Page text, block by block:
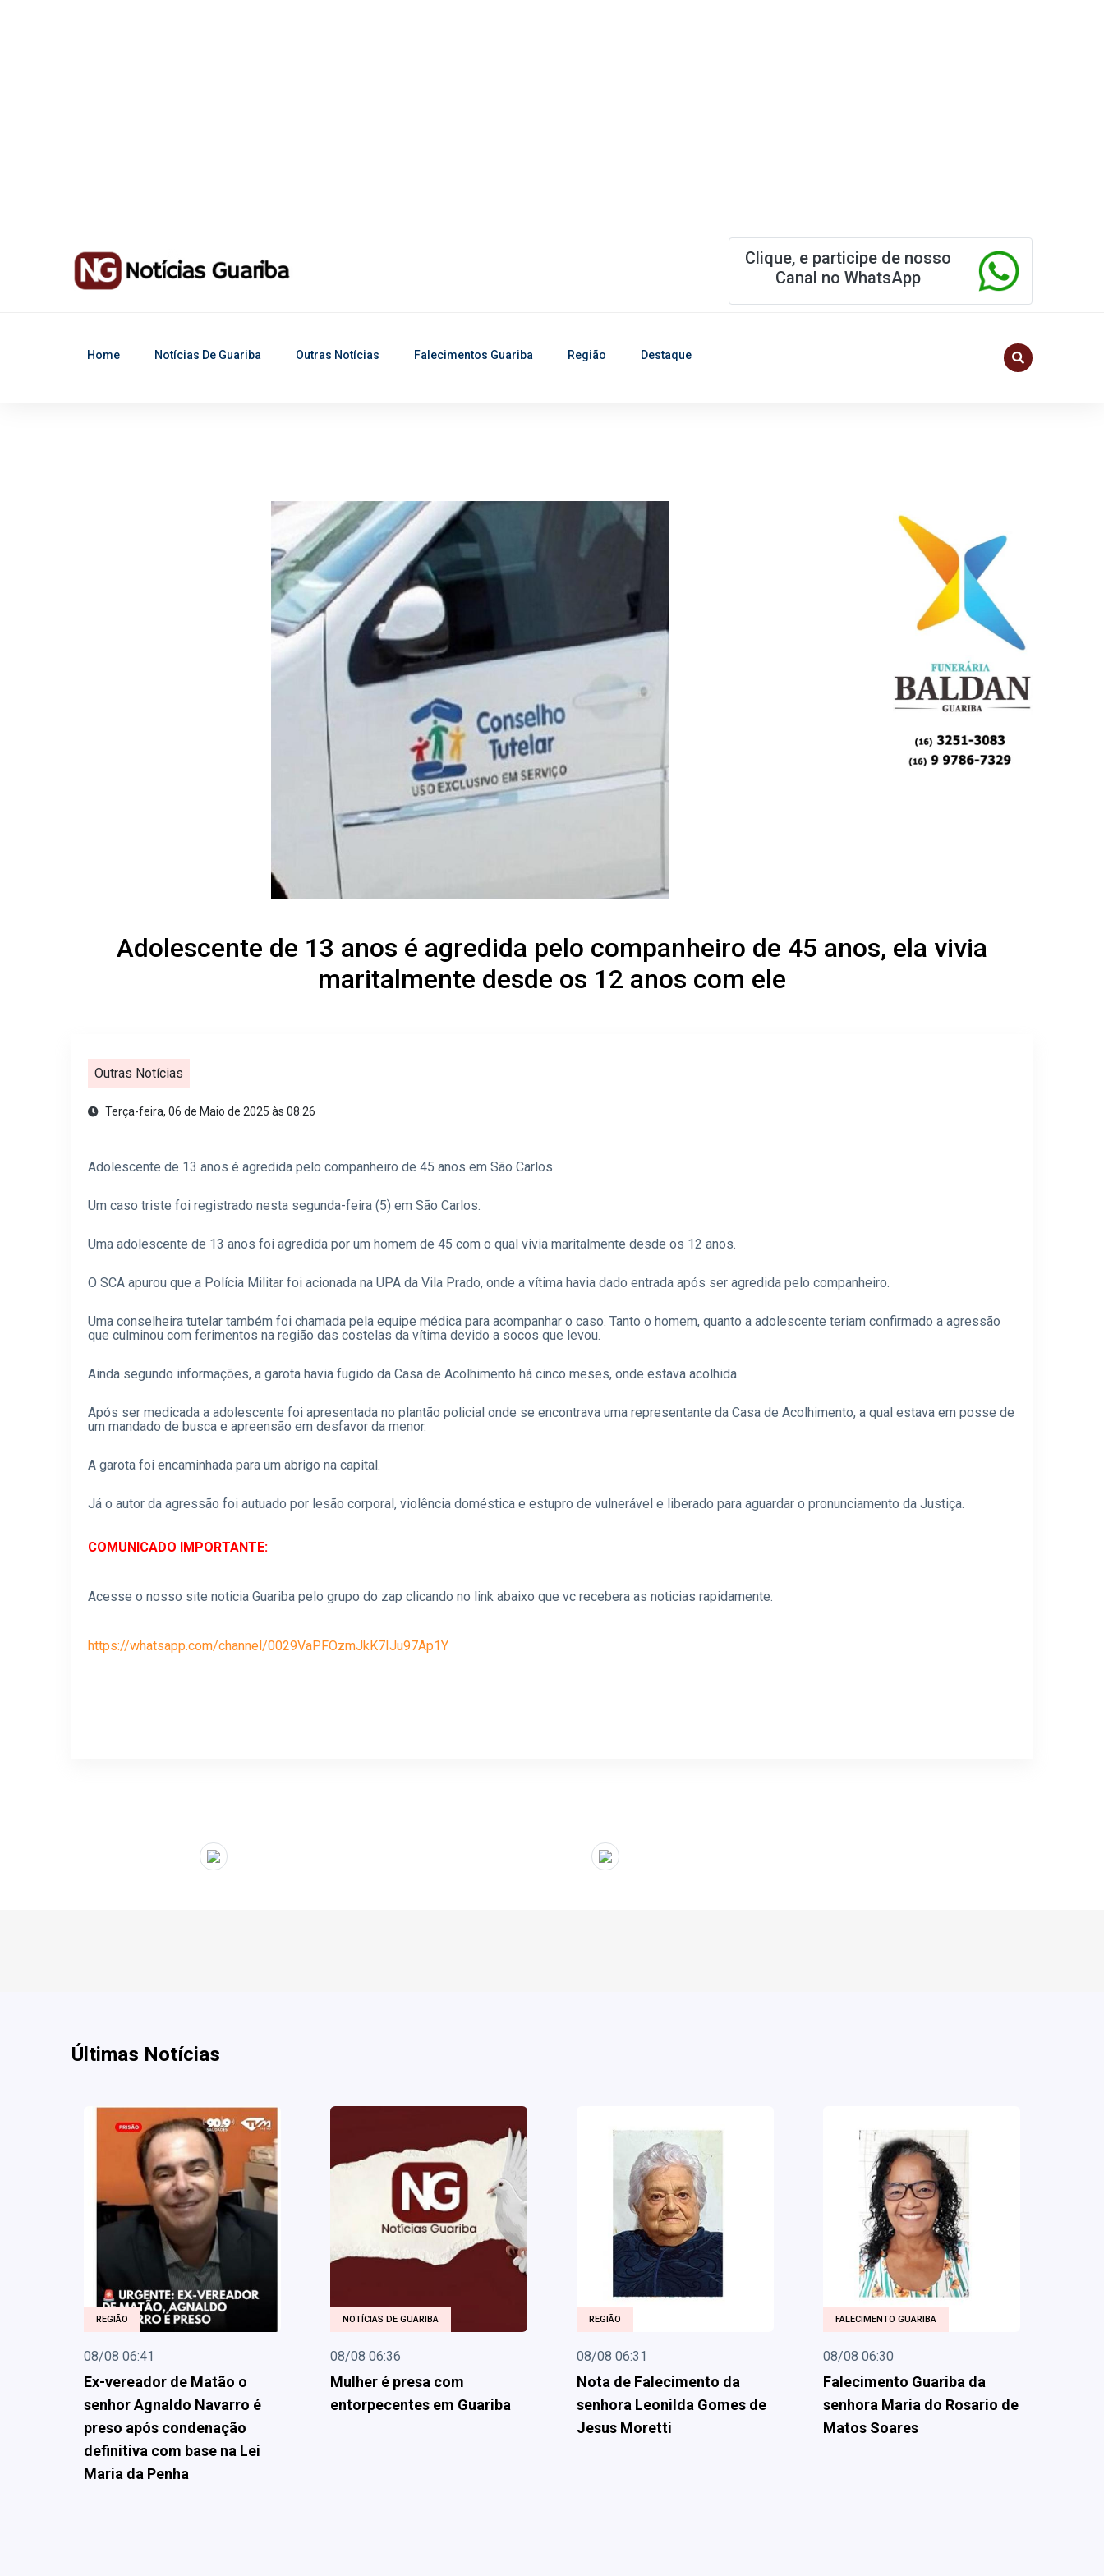
Clique, e participe de nosso
Canal no WhatsApp
Home Notícias De Guariba Outras Notícias Falecimentos Guariba Região Destaque
Adolescente de 13 anos é agredida pelo companheiro de 45 anos, ela vivia
maritalmente desde os 12 anos com ele
Outras Notícias
Terça-feira, 06 de Maio de 2025 às 08:26
Adolescente de 13 anos é agredida pelo companheiro de 45 anos em São Carlos
Um caso triste foi registrado nesta segunda-feira (5) em São Carlos.
Uma adolescente de 13 anos foi agredida por um homem de 45 com o qual vivia maritalmente desde os 12 anos.
O SCA apurou que a Polícia Militar foi acionada na UPA da Vila Prado, onde a vítima havia dado entrada após ser agredida pelo companheiro.
Uma conselheira tutelar também foi chamada pela equipe médica para acompanhar o caso. Tanto o homem, quanto a adolescente teriam confirmado a agressão
que culminou com ferimentos na região das costelas da vítima devido a socos que levou.
Ainda segundo informações, a garota havia fugido da Casa de Acolhimento há cinco meses, onde estava acolhida.
Após ser medicada a adolescente foi apresentada no plantão policial onde se encontrava uma representante da Casa de Acolhimento, a qual estava em posse de
um mandado de busca e apreensão em desfavor da menor.
A garota foi encaminhada para um abrigo na capital.
Já o autor da agressão foi autuado por lesão corporal, violência doméstica e estupro de vulnerável e liberado para aguardar o pronunciamento da Justiça.
COMUNICADO IMPORTANTE:
Acesse o nosso site noticia Guariba pelo grupo do zap clicando no link abaixo que vc recebera as noticias rapidamente.
https://whatsapp.com/channel/0029VaPFOzmJkK7IJu97Ap1Y
Últimas Notícias
REGIÃO
08/08 06:41
Ex-vereador de Matão o
senhor Agnaldo Navarro é
preso após condenação
definitiva com base na Lei
Maria da Penha
NOTÍCIAS DE GUARIBA
08/08 06:36
Mulher é presa com
entorpecentes em Guariba
REGIÃO
08/08 06:31
Nota de Falecimento da
senhora Leonilda Gomes de
Jesus Moretti
FALECIMENTO GUARIBA
08/08 06:30
Falecimento Guariba da
senhora Maria do Rosario de
Matos Soares